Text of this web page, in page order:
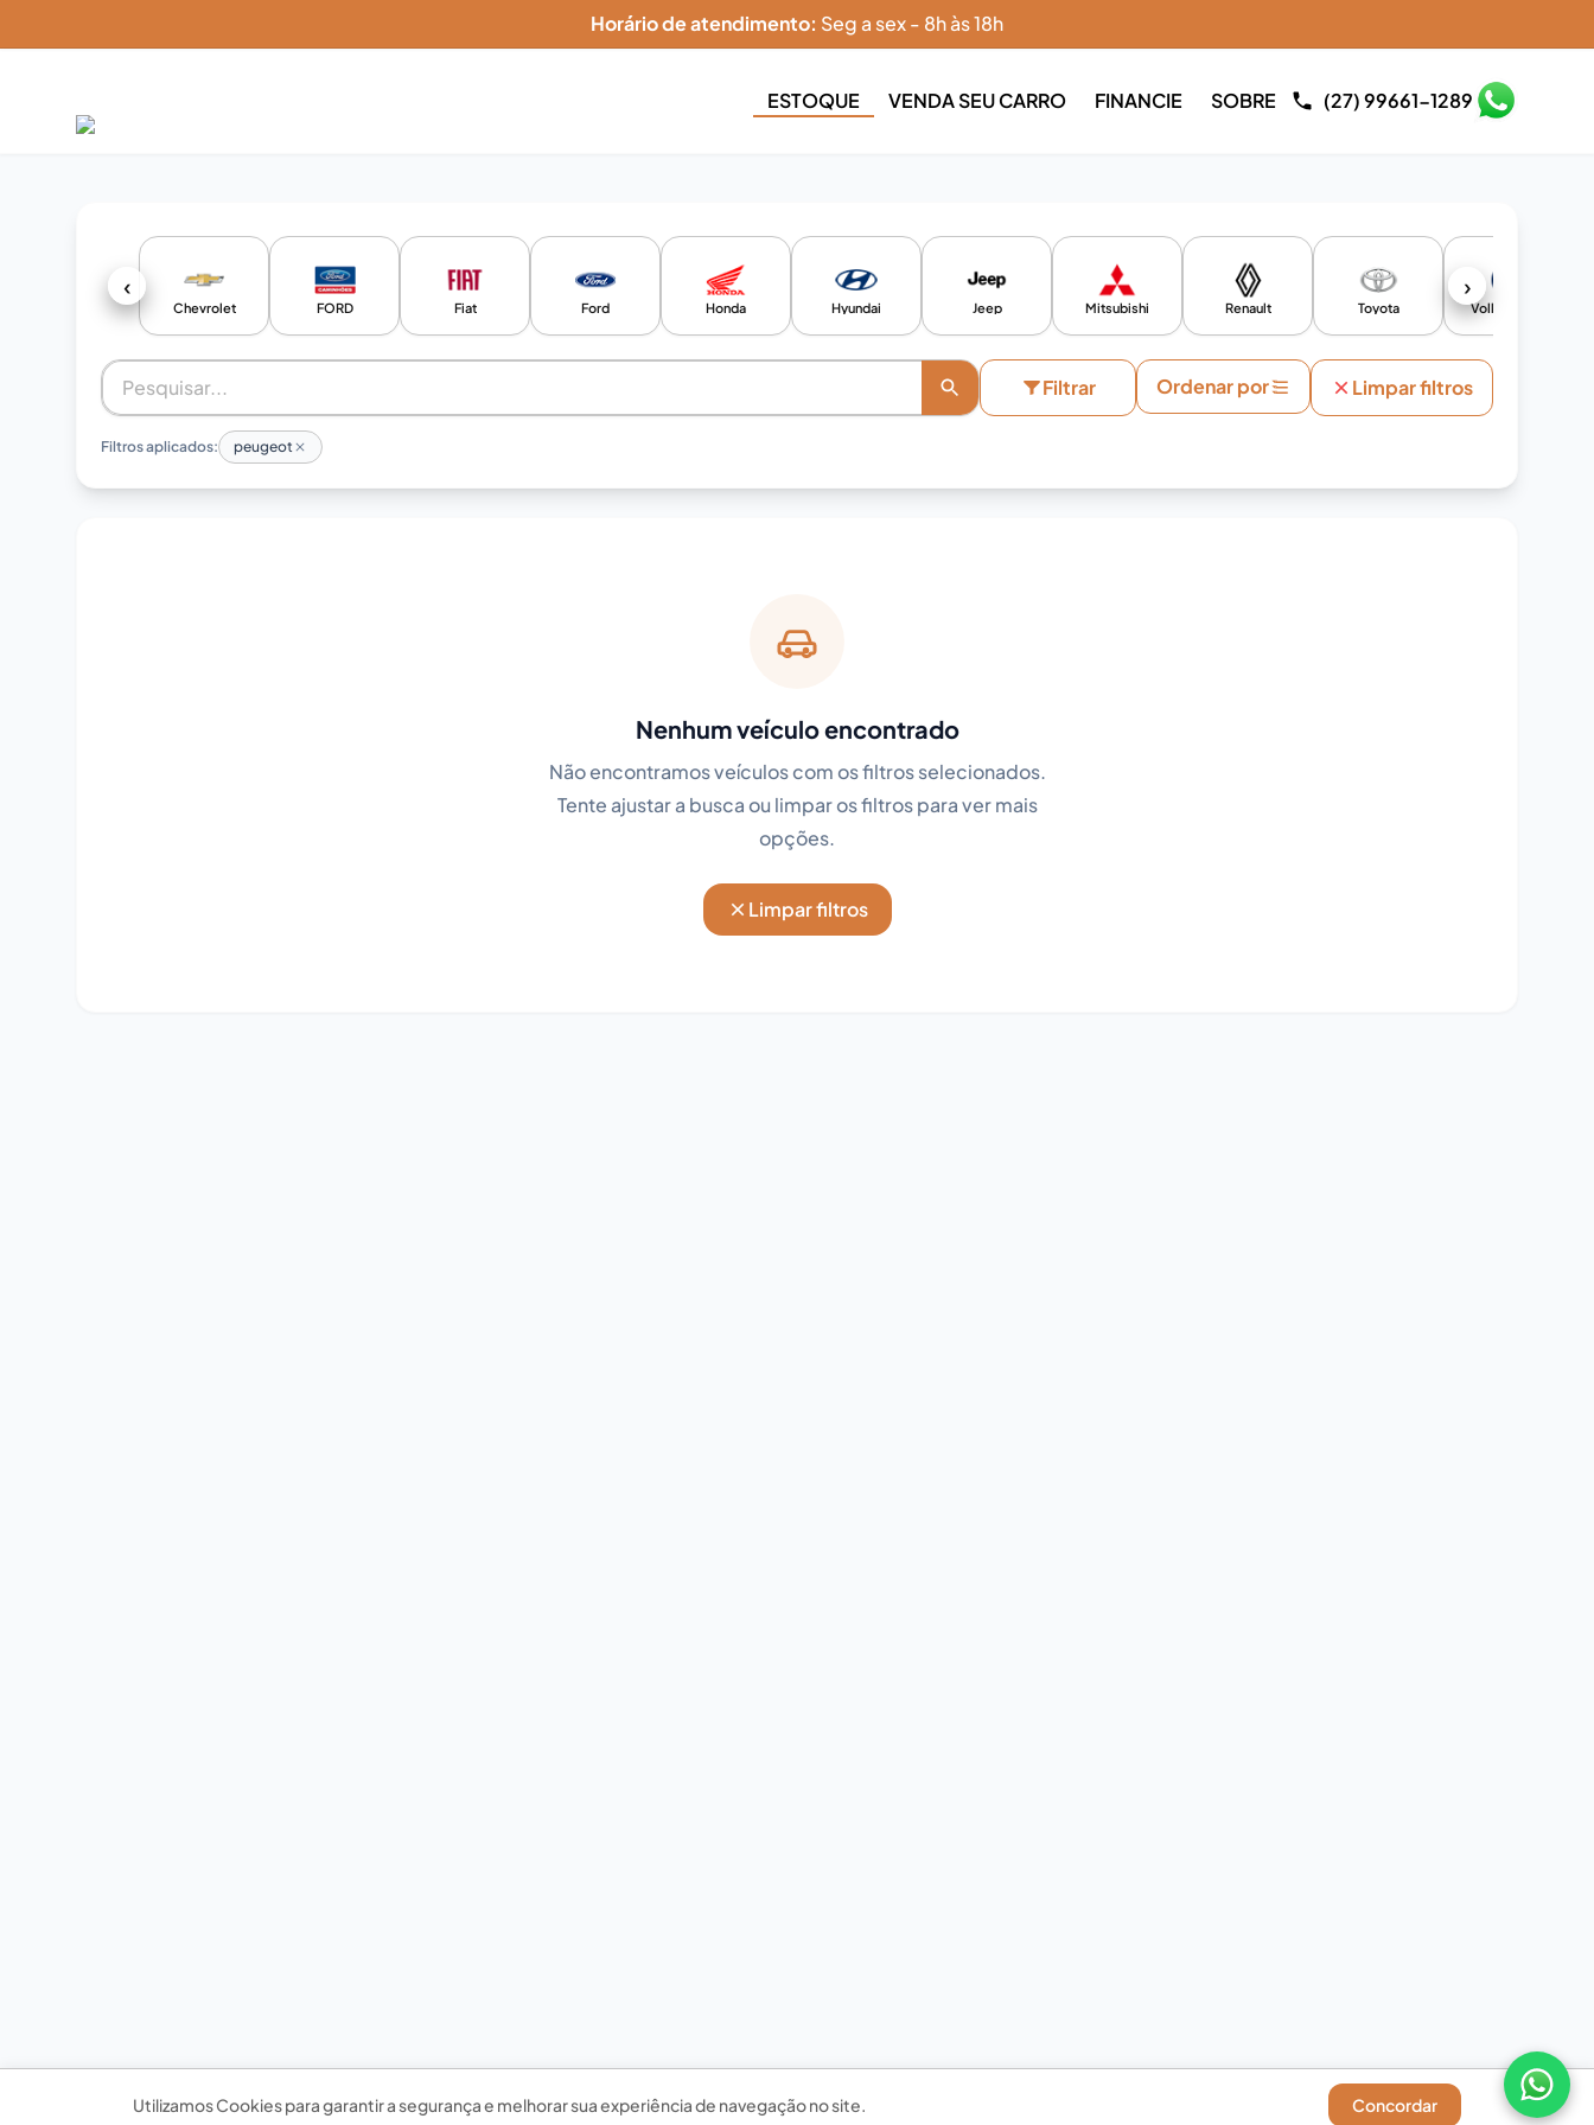
Horário de atendimento: Seg a sex - 8h às 18h
ESTOQUE VENDA SEU CARRO FINANCIE SOBRE (27) 99661-1289
‹ ›
Chevrolet FORD Fiat Ford Honda Hyundai Jeep Mitsubishi Renault Toyota Volkswagen
Filtrar Ordenar por Limpar filtros
Filtros aplicados: peugeot
Nenhum veículo encontrado
Não encontramos veículos com os filtros selecionados.
Tente ajustar a busca ou limpar os filtros para ver mais
opções.
Limpar filtros
Utilizamos Cookies para garantir a segurança e melhorar sua experiência de navegação no site. Concordar